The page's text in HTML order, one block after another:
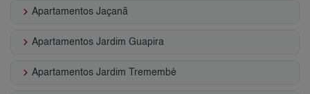
keyboard_arrow_right Apartamentos Jaçanã
keyboard_arrow_right Apartamentos Jardim Guapira
keyboard_arrow_right Apartamentos Jardim Tremembé